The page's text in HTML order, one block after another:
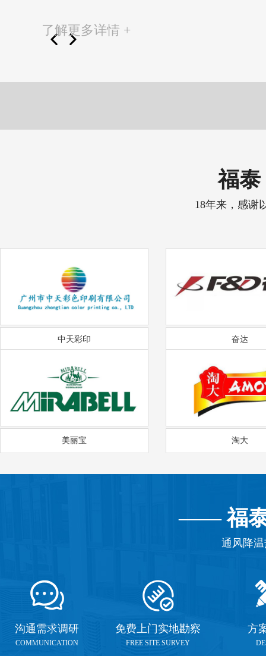
了解更多详情 +
福泰
18年来，感谢
中天彩印 奋达
美丽宝 淘大
——福
通风降
沟通需求调研
COMMUNICATION
免费上门实地勘察
FREE SITE SURVEY
方